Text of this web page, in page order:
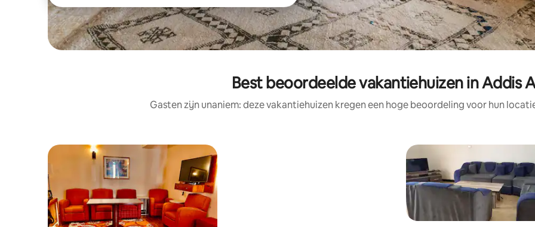
Best beoordeelde vakantiehuizen in Addis
Gasten zijn unaniem: deze vakantiehuizen kregen een hoge beoordeling voor hun